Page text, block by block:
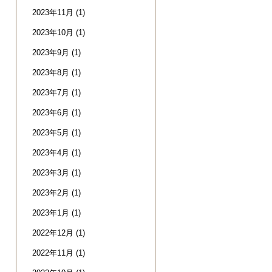
2023年11月 (1)
2023年10月 (1)
2023年9月 (1)
2023年8月 (1)
2023年7月 (1)
2023年6月 (1)
2023年5月 (1)
2023年4月 (1)
2023年3月 (1)
2023年2月 (1)
2023年1月 (1)
2022年12月 (1)
2022年11月 (1)